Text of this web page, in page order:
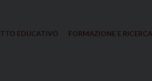
EDUCATIVO FORMAZIONE E RICERCA